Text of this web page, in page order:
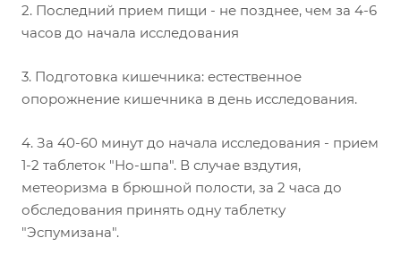
2. Последний прием пищи - не позднее, чем за 4-6
часов до начала исследования
3. Подготовка кишечника: естественное
опорожнение кишечника в день исследования.
4. За 40-60 минут до начала исследования - прием
1-2 таблеток "Но-шпа". В случае вздутия,
метеоризма в брюшной полости, за 2 часа до
обследования принять одну таблетку
"Эспумизана".